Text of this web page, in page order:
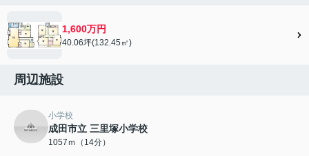
1,600万円
40.06坪(132.45㎡)
周辺施設
小学校
成田市立 三里塚小学校
1057ｍ（14分）